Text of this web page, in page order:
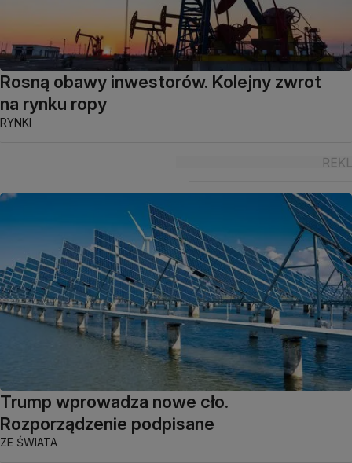
Rosną obawy inwestorów. Kolejny zwrot
na rynku ropy
RYNKI
Trump wprowadza nowe cło.
Rozporządzenie podpisane
ZE ŚWIATA